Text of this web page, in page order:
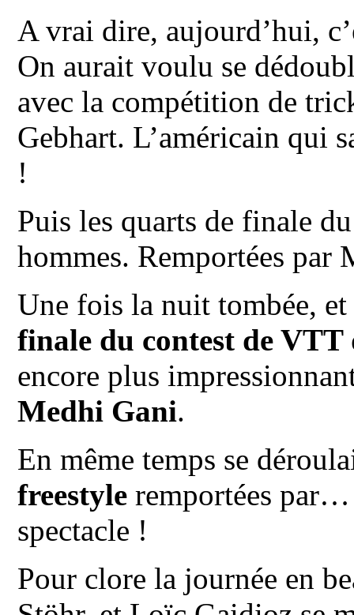
A vrai dire, aujourd’hui,
On aurait voulu se
avec la compétition de
Gebhart. L’américain qui
!
Puis les quarts de finale
hommes. Remportées
Une fois la nuit tombée,
finale du contest de
encore plus
Medhi Gani.
En même temps se
freestyle remportées
spectacle !
Pour clore la journée en